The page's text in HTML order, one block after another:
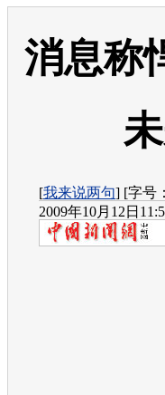
消息称
[我来说两句] [字号：
2009年10月12日